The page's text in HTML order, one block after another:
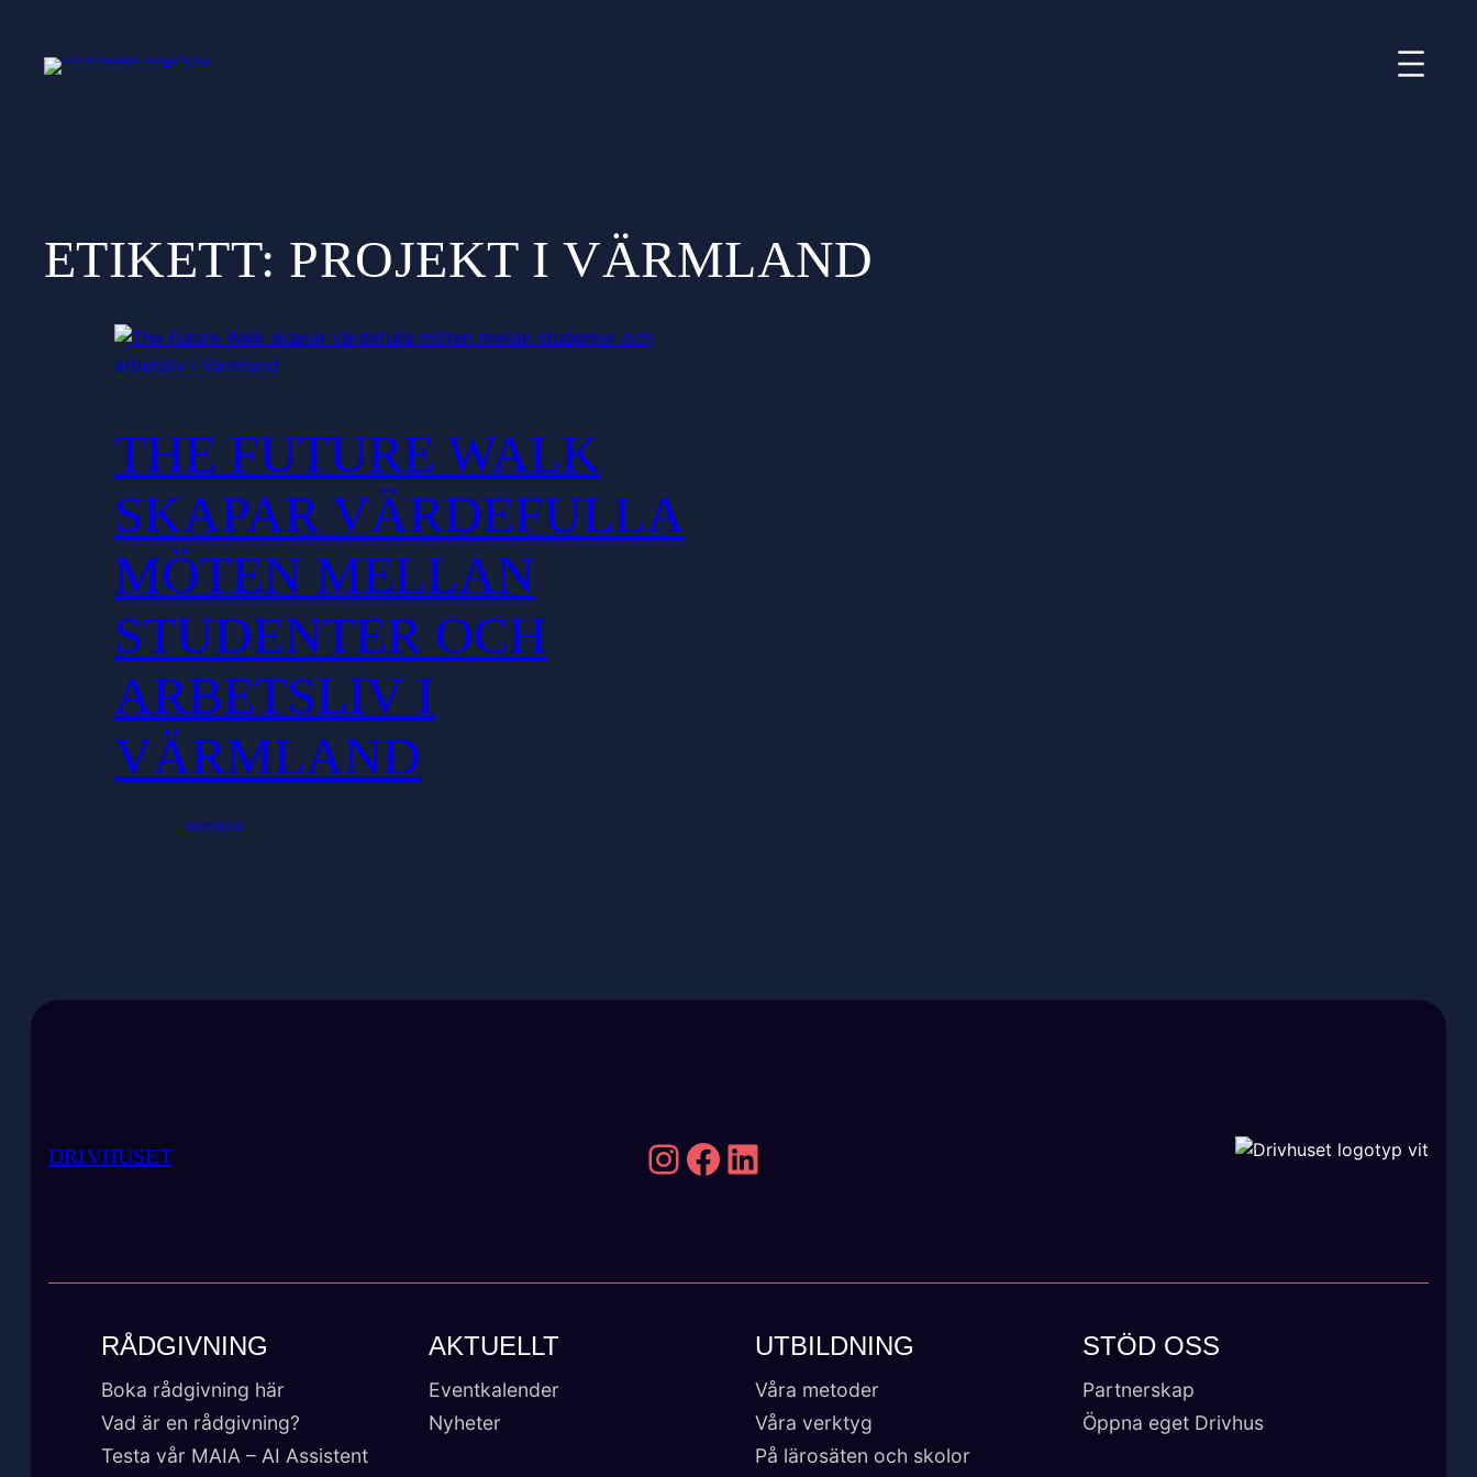
ETIKETT: PROJEKT I VÄRMLAND
THE FUTURE WALK
SKAPAR VÄRDEFULLA
MÖTEN MELLAN
STUDENTER OCH
ARBETSLIV I
VÄRMLAND
Värmland
DRIVHUSET Instagram
Facebook
LinkedIn
RÅDGIVNING
Boka rådgivning här
Vad är en rådgivning?
Testa vår MAIA – AI Assistent
AKTUELLT
Eventkalender
Nyheter
UTBILDNING
Våra metoder
Våra verktyg
På lärosäten och skolor
STÖD OSS
Partnerskap
Öppna eget Drivhus